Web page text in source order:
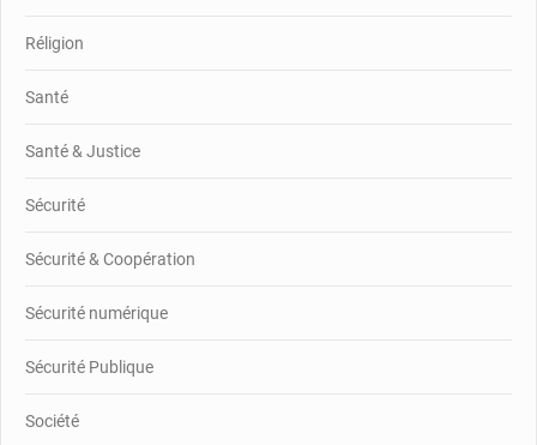
Réligion
Santé
Santé & Justice
Sécurité
Sécurité & Coopération
Sécurité numérique
Sécurité Publique
Société